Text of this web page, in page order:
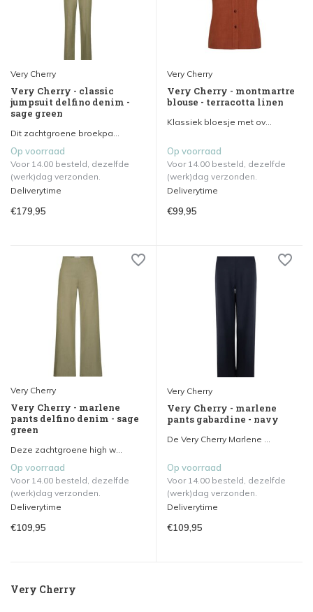
Very Cherry
Very Cherry - classic
jumpsuit delfino denim -
sage green
Dit zachtgroene broekpa...
Op voorraad
Voor 14.00 besteld, dezelfde
(werk)dag verzonden.
Deliverytime
€179,95
Very Cherry
Very Cherry - montmartre
blouse - terracotta linen
Klassiek bloesje met ov...
Op voorraad
Voor 14.00 besteld, dezelfde
(werk)dag verzonden.
Deliverytime
€99,95
Very Cherry
Very Cherry - marlene
pants delfino denim - sage
green
Deze zachtgroene high w...
Op voorraad
Voor 14.00 besteld, dezelfde
(werk)dag verzonden.
Deliverytime
€109,95
Very Cherry
Very Cherry - marlene
pants gabardine - navy
De Very Cherry Marlene ...
Op voorraad
Voor 14.00 besteld, dezelfde
(werk)dag verzonden.
Deliverytime
€109,95
Very Cherry